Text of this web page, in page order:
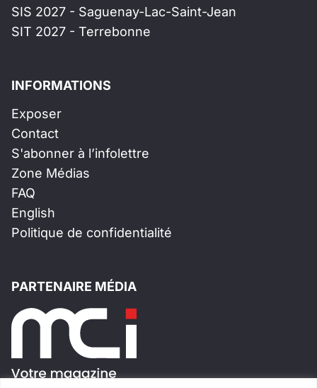
SIS 2027 - Saguenay-Lac-Saint-Jean
SIT 2027 - Terrebonne
INFORMATIONS
Exposer
Contact
S'abonner à l’infolettre
Zone Médias
FAQ
English
Politique de confidentialité
PARTENAIRE MÉDIA